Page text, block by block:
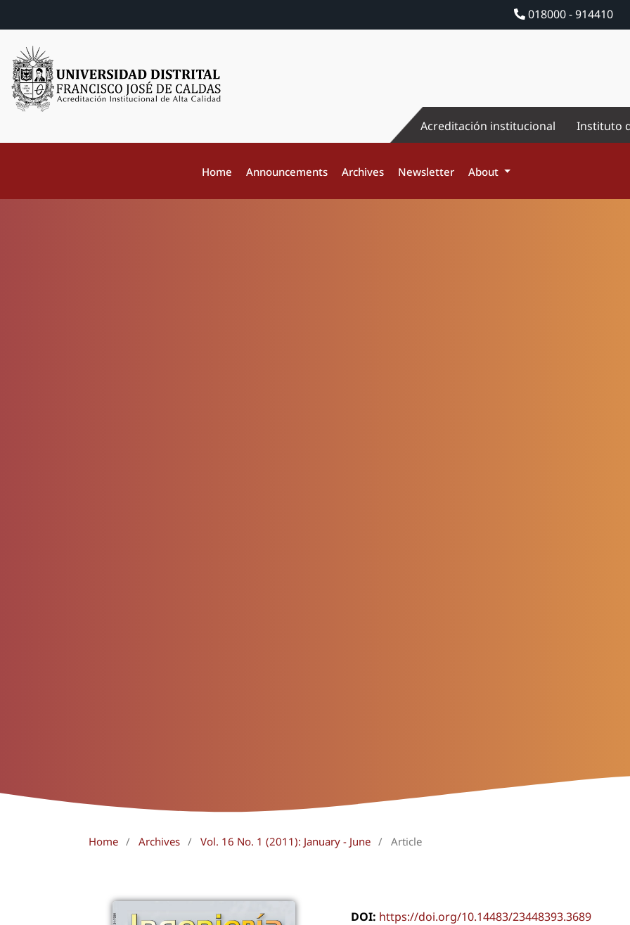
018000 - 914410
Acreditación institucional Instituto
Home Announcements Archives Newsletter About
Home / Archives / Vol. 16 No. 1 (2011): January - June / Article
DOI: https://doi.org/10.14483/23448393.3689